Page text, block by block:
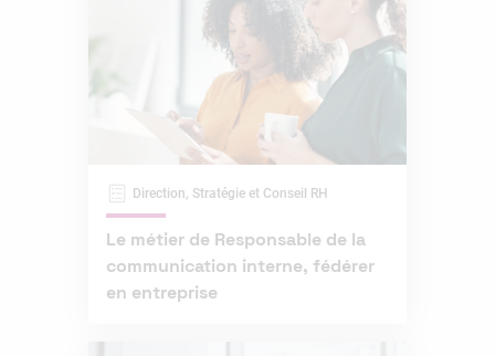
Direction, Stratégie et Conseil RH
Le métier de Responsable de la
communication interne, fédérer
en entreprise